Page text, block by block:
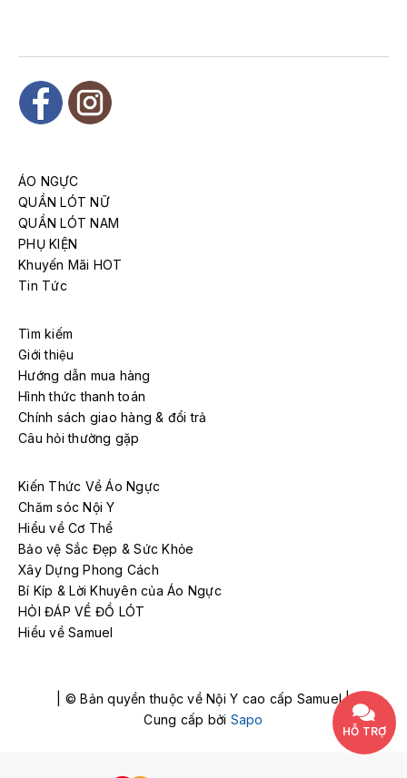
ÁO NGỰC
QUẦN LÓT NỮ
QUẦN LÓT NAM
PHỤ KIỆN
Khuyến Mãi HOT
Tin Tức
Tìm kiếm
Giới thiệu
Hướng dẫn mua hàng
Hình thức thanh toán
Chính sách giao hàng & đổi trả
Câu hỏi thường gặp
Kiến Thức Về Áo Ngực
Chăm sóc Nội Y
Hiểu về Cơ Thể
Bảo vệ Sắc Đẹp & Sức Khỏe
Xây Dựng Phong Cách
Bí Kíp & Lời Khuyên của Áo Ngực
HỎI ĐÁP VỀ ĐỒ LÓT
Hiểu về Samuel
| © Bản quyền thuộc về Nội Y cao cấp Samuel |
Cung cấp bởi Sapo
HỖ TRỢ